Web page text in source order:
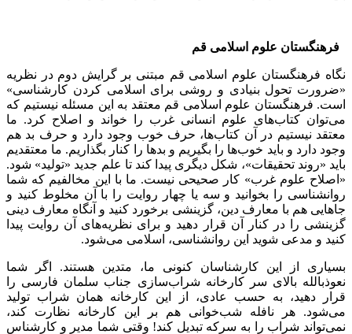
فرهنگستان علوم اسلامی قم
نگاه فرهنگستان علوم اسلامی قم مبتنی بر گرایش دوم در نظریه
«ضرورت تحول بنیادی و روشی برای اسلامی کردن کارشناسی»
است. فرهنگستان علوم اسلامی قم معتقد به این مسئله نیستیم که
می‌توان کتاب‌های علوم انسانی غرب را خواند و اصلاح کرد. ما
معتقد نیستیم در آن کتاب‌ها، حرف خوب وجود دارد و حرف بد هم
وجود دارد و باید خوب‌ها را بگیریم و بدها را کنار بگذاریم. ما معتقدیم
باید «روند تحقیقات»، شکل دیگری پیدا کند تا علم جدید «تولید» شود.
«اصلاح علوم غرب» کار صحیحی نیست. ما با این مخالفیم که شما
روانشناسی را بخوانید و سه یا چهار روایت را با آن مخلوط کنید و
جاهایی هم با معارف دین، گزینشی برخورد کنید و آنگاه معارف دینی
گزینشی را در کنار آن قرار دهید و برای نظریه‌های آن روایت پیدا
کنید و مدعی شوید این روانشناسی، اسلامی می‌شود.
بسیاری از این کارشناسان کنونی ما، متدین هستند. اگر شما
نعوذبالله بالای سر کارخانه شراب‌سازی جناب سلمان فارسی را
قرار دهید، به حسب عادی، از این کارخانه همان شراب تولید
می‌شود. هر نافله شب‌خوانی هم بر این کارخانه نظارت کند،
نمی‌تواند شراب را به سرکه تبدیل کند! وقتی شما مدیر و کارشناس